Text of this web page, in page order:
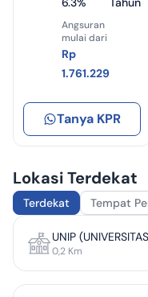
Angsuran
mulai dari
Rp
1.761.229
Tanya KPR
Lokasi Terdekat
Terdekat Tempat
UNIP
0,2 Km